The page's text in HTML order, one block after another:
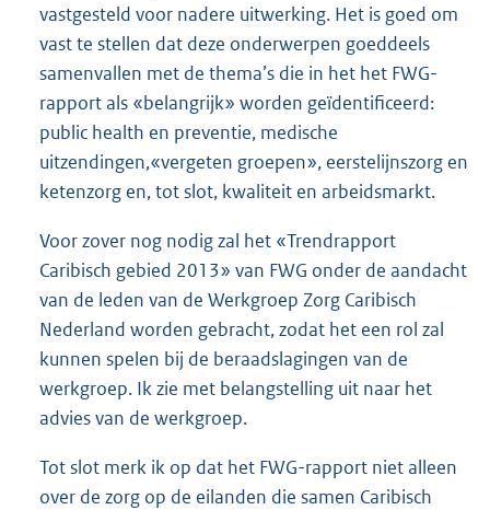
vastgesteld voor nadere uitwerking. Het is goed om
vast te stellen dat deze onderwerpen goeddeels
samenvallen met de thema’s die in het het FWG-
rapport als «belangrijk» worden geïdentificeerd:
public health en preventie, medische
uitzendingen,«vergeten groepen», eerstelijnszorg en
ketenzorg en, tot slot, kwaliteit en arbeidsmarkt.
Voor zover nog nodig zal het «Trendrapport
Caribisch gebied 2013» van FWG onder de aandacht
van de leden van de Werkgroep Zorg Caribisch
Nederland worden gebracht, zodat het een rol zal
kunnen spelen bij de beraadslagingen van de
werkgroep. Ik zie met belangstelling uit naar het
advies van de werkgroep.
Tot slot merk ik op dat het FWG-rapport niet alleen
over de zorg op de eilanden die samen Caribisch